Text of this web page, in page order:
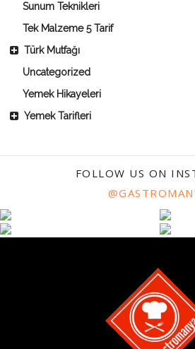
Sunum Teknikleri
Tek Malzeme 5 Tarif
Türk Mutfağı
Uncategorized
Yemek Hikayeleri
Yemek Tarifleri
FOLLOW US ON